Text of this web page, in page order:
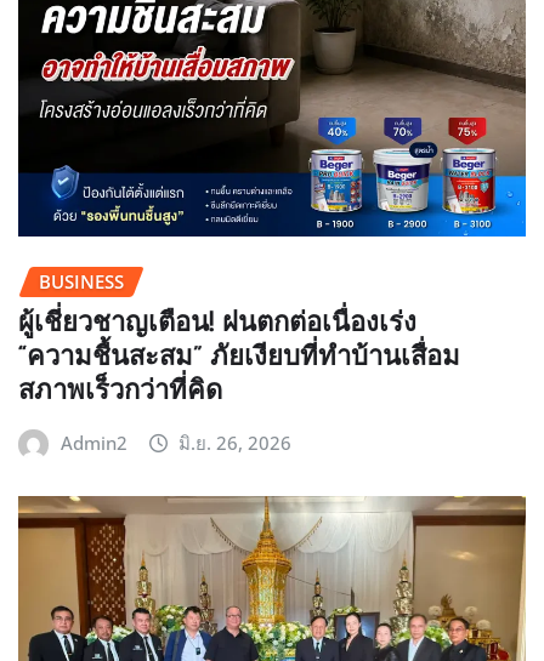
BUSINESS
ผู้เชี่ยวชาญเตือน! ฝนตกต่อเนื่องเร่ง
“ความชื้นสะสม” ภัยเงียบที่ทำบ้านเสื่อม
สภาพเร็วกว่าที่คิด
Admin2 มิ.ย. 26, 2026